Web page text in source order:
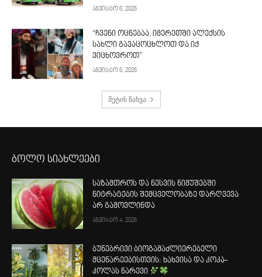
აგვისტო 6, 2026
“ჩვენი ოცნებაა, იმერეთში ალექსის
სახლი გავაცოცხლოთ და იქ
ვიცხოვროთ”
აგვისტო 6, 2026
მეტის ნახვა
ბოლო სიახლეები
საზამთროს და ნესვის ნიმუშებში
ნიტრატების შემცველობაზე დარღვევა
არ გამოვლინდა
აგვისტო 4, 2026
ბუნებრივი ბიოგამაძლიერებელი
მცენარეებისთვის: ხახვისა და კოკა-
კოლას ნარევი